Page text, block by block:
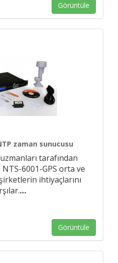
Görüntüle
zaman sunucusu
tarafından
6001-GPS orta ve
ihtiyaçlarını
…
Görüntüle